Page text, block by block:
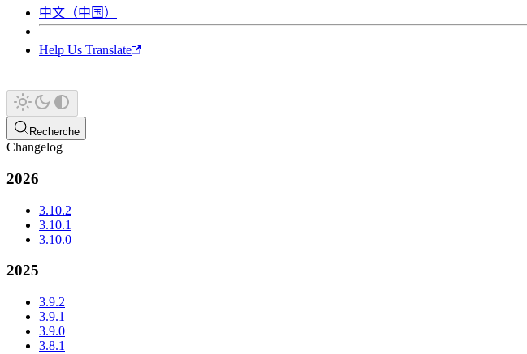
中文（中国）
Help Us Translate
Recherche
Changelog
2026
3.10.2
3.10.1
3.10.0
2025
3.9.2
3.9.1
3.9.0
3.8.1